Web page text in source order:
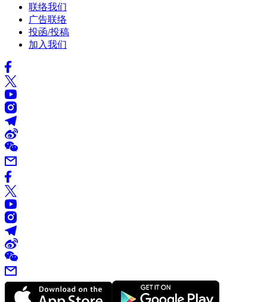
联络我们
广告联络
投函/投稿
加入我们